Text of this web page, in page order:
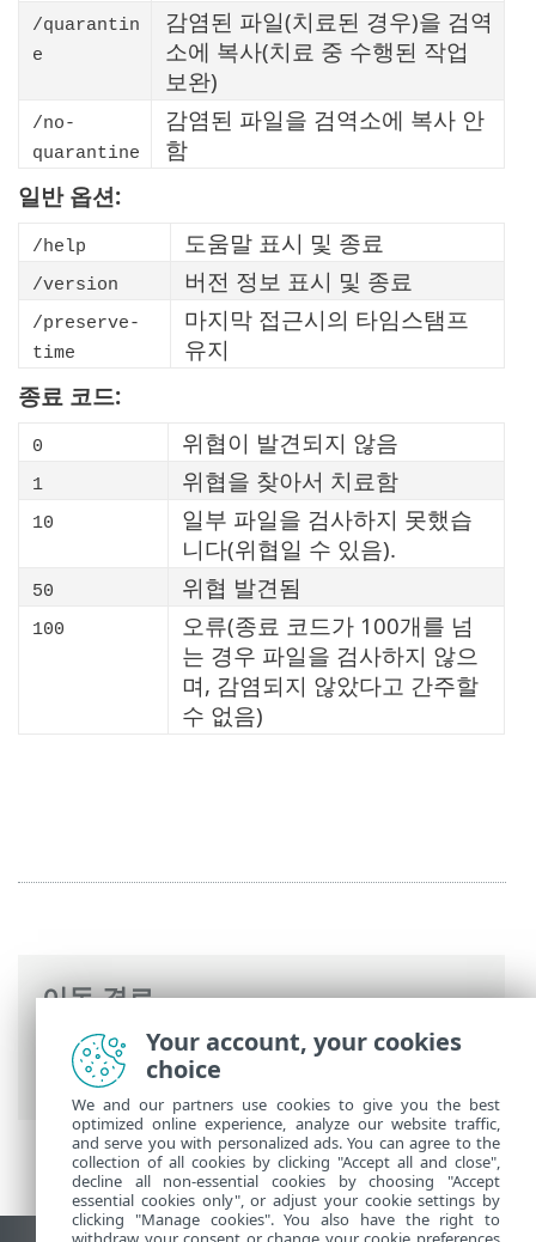
이동 경로
ESET 온라인 도움말>ESET Mail Security>
고급 설정
>도구 구성
/quarantin
e
감염된 파일(치료된 경우)을 검역
소에 복사(치료 중 수행된 작업
보완)
/no-
quarantine
감염된 파일을 검역소에 복사 안
함
일반 옵션:
/help 도움말 표시 및 종료
/version 버전 정보 표시 및 종료
/preserve-
time
마지막 접근시의 타임스탬프
유지
종료 코드:
0 위협이 발견되지 않음
1 위협을 찾아서 치료함
10
일부 파일을 검사하지 못했습
니다(위협일 수 있음).
50 위협 발견됨
100
오류(종료 코드가 100개를 넘
는 경우 파일을 검사하지 않으
며, 감염되지 않았다고 간주할
수 없음)
Your account, your cookies
choice
We and our partners use cookies to give you the best
optimized online experience, analyze our website traffic,
and serve you with personalized ads. You can agree to the
collection of all cookies by clicking "Accept all and close",
decline all non-essential cookies by choosing "Accept
essential cookies only", or adjust your cookie settings by
clicking "Manage cookies". You also have the right to